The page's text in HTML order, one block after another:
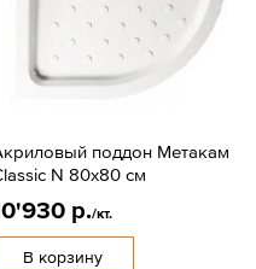
поддон Метакам
N 80х80 см
р./кт.
В корзину